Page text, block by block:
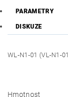
PARAMETRY
DISKUZE
WL-N1-01 (VL-N1-
Hmotnost